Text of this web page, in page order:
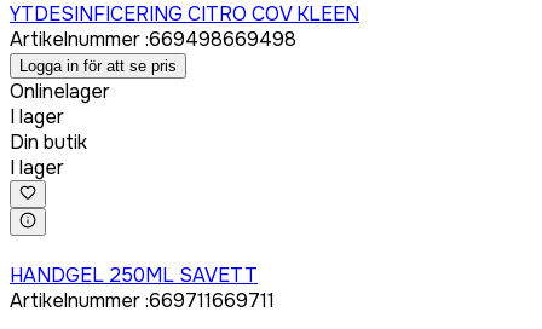
YTDESINFICERING CITRO COV KLEEN
Artikelnummer:669498669498
Logga in för att se pris
Onlinelager
I lager
Din butik
I lager
HANDGEL 250ML SAVETT
Artikelnummer:669711669711